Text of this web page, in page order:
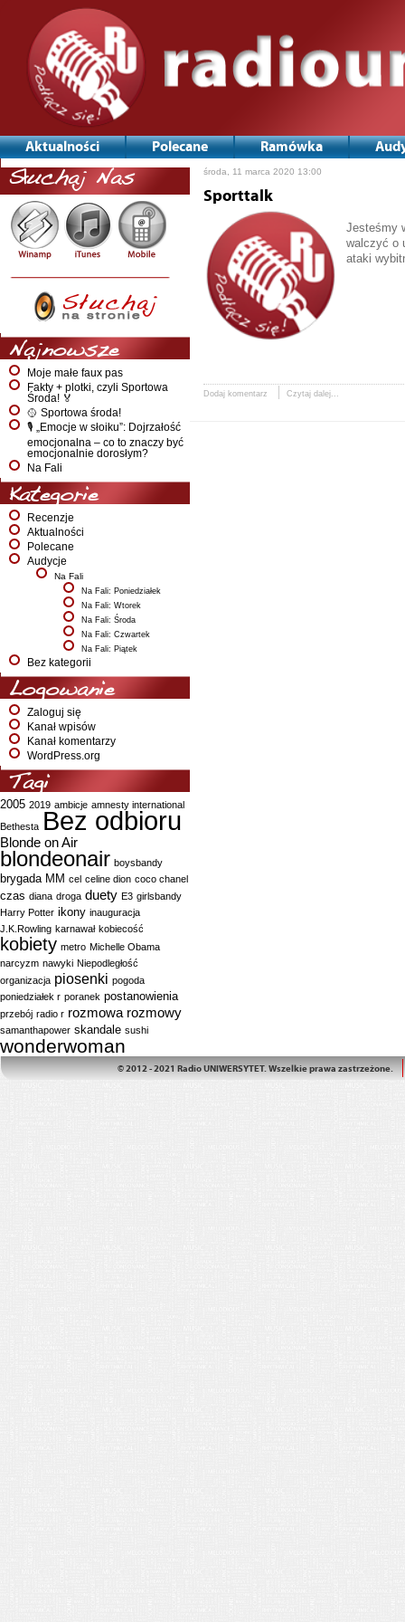
Aktualności Polecane Ramówka
Słuchaj Nas
Najnowsze
Moje małe faux pas
Fakty + plotki, czyli Sportowa
Środa! 🏅
🥎 Sportowa środa!
🎙️ „Emocje w słoiku”: Dojrzałość
emocjonalna – co to znaczy być
emocjonalnie dorosłym?
Na Fali
Kategorie
Recenzje
Aktualności
Polecane
Audycje
Na Fali
Na Fali: Poniedziałek
Na Fali: Wtorek
Na Fali: Środa
Na Fali: Czwartek
Na Fali: Piątek
Bez kategorii
Logowanie
Zaloguj się
Kanał wpisów
Kanał komentarzy
WordPress.org
Tagi
2005 2019 ambicje amnesty international
Bethesta Bez odbioru
Blonde on Air
blondeonair boysbandy
brygada MM cel celine dion coco chanel
czas diana droga duety E3 girlsbandy
Harry Potter ikony inauguracja
J.K.Rowling karnawał kobiecość
kobiety metro Michelle Obama
narcyzm nawyki Niepodległość
organizacja piosenki pogoda
poniedziałek r poranek postanowienia
przebój radio r rozmowa rozmowy
samanthapower skandale sushi
wonderwoman
środa, 11 marca 2020 13:00
Sporttalk
Jesteśmy
walczyć o
ataki
Dodaj komentarz Czytaj dalej...
© 2012 - 2021 Radio UNIWERSYTET. Wszelkie prawa zastrzeżone.